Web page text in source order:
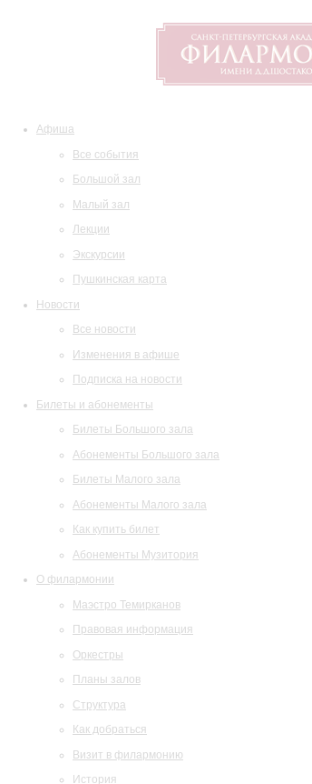
Афиша
Все события
Большой зал
Малый зал
Лекции
Экскурсии
Пушкинская карта
Новости
Все новости
Изменения в афише
Подписка на новости
Билеты и абонементы
Билеты Большого зала
Абонементы Большого зала
Билеты Малого зала
Абонементы Малого зала
Как купить билет
Абонементы Музитория
О филармонии
Маэстро Темирканов
Правовая информация
Оркестры
Планы залов
Структура
Как добраться
Визит в филармонию
История